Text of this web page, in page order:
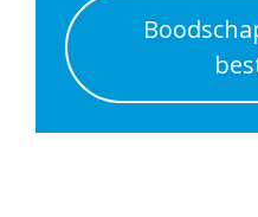
Spar Lemmer
Lijnbaan 2
Lemmer 8531JR
4.6 km